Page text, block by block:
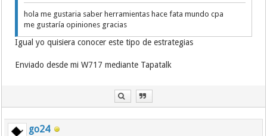
hola me gustaria saber herramientas hace fata mundo cpa
me gustaría opiniones gracias
Igual yo quisiera conocer este tipo de estrategias
Enviado desde mi W717 mediante Tapatalk
go24